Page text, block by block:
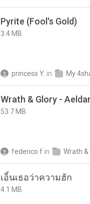
Pyrite (Fool's Gold)
3.4 MB
princess Y. in My
53.7 MB
federico f in Wrath &
เอิ้นเธอว่าความฮัก
4.1 MB